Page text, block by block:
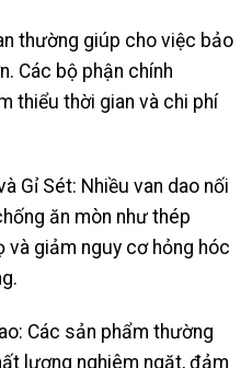
thường giúp cho việc bảo
Các bộ phận chính
thiểu thời gian và chi phí
Gỉ Sét: Nhiều van dao nối
ăn mòn như thép
và giảm nguy cơ hỏng hóc
Các sản phẩm thường
lượng nghiêm ngặt, đảm